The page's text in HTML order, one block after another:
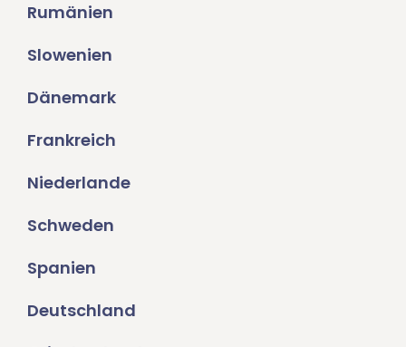
Rumänien
Slowenien
Dänemark
Frankreich
Niederlande
Schweden
Spanien
Deutschland